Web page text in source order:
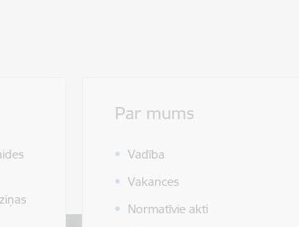
Par mums
Vadība
Vakances
Normatīvie akti